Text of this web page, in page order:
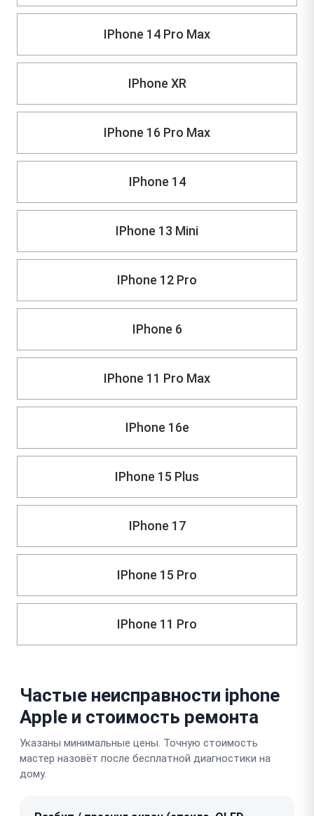
IPhone 14 Pro Max
IPhone XR
IPhone 16 Pro Max
IPhone 14
IPhone 13 Mini
IPhone 12 Pro
IPhone 6
IPhone 11 Pro Max
IPhone 16e
IPhone 15 Plus
IPhone 17
IPhone 15 Pro
IPhone 11 Pro
Частые неисправности iphone
Apple и стоимость ремонта
Указаны минимальные цены. Точную стоимость
мастер назовёт после бесплатной диагностики на
дому.